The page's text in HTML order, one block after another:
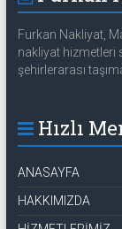
Furkan Nakliyat,
nakliyat hizmetleri
şehirlerarası
Hızlı
ANASAYFA
HAKKIMIZDA